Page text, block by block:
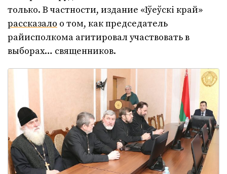
только. В частности, издание «Іўеўскі край»
рассказало о том, как председатель
райисполкома агитировал участвовать в
выборах… священников.